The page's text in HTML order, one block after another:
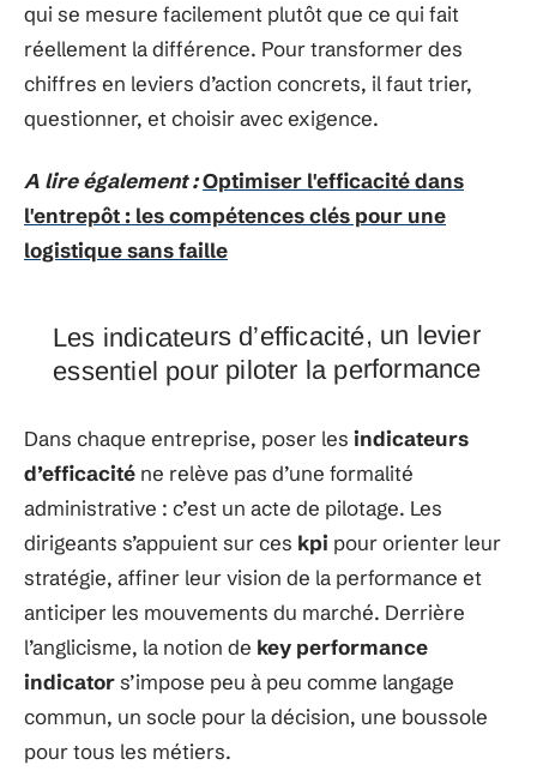
qui se mesure facilement plutôt que ce qui fait
réellement la différence. Pour transformer des
chiffres en leviers d’action concrets, il faut trier,
questionner, et choisir avec exigence.
A lire également :Optimiser l'efficacité dans
l'entrepôt : les compétences clés pour une
logistique sans faille
Les indicateurs d’efficacité, un levier
essentiel pour piloter la performance
Dans chaque entreprise, poser les indicateurs
d’efficacité ne relève pas d’une formalité
administrative : c’est un acte de pilotage. Les
dirigeants s’appuient sur ces kpi pour orienter leur
stratégie, affiner leur vision de la performance et
anticiper les mouvements du marché. Derrière
l’anglicisme, la notion de key performance
indicators’impose peu à peu comme langage
commun, un socle pour la décision, une boussole
pour tous les métiers.